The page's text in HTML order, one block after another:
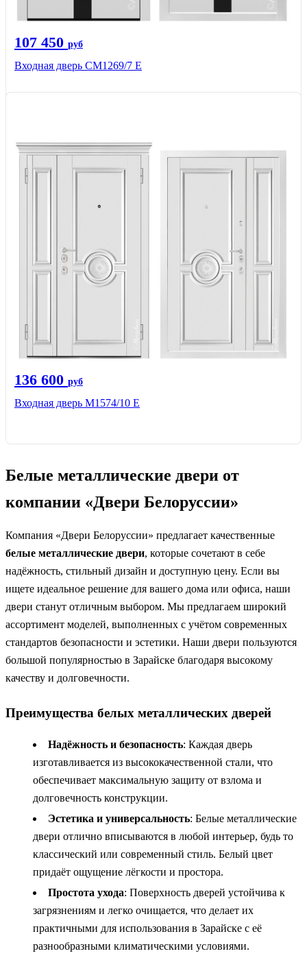
107 450 руб
Входная дверь CМ1269/7 Е
136 600 руб
Входная дверь М1574/10 Е
Белые металлические двери от
компании «Двери Белоруссии»
Компания «Двери Белоруссии» предлагает качественные
белые металлические двери, которые сочетают в себе
надёжность, стильный дизайн и доступную цену. Если вы
ищете идеальное решение для вашего дома или офиса, наши
двери станут отличным выбором. Мы предлагаем широкий
ассортимент моделей, выполненных с учётом современных
стандартов безопасности и эстетики. Наши двери пользуются
большой популярностью в Зарайске благодаря высокому
качеству и долговечности.
Преимущества белых металлических дверей
Надёжность и безопасность: Каждая дверь
изготавливается из высококачественной стали, что
обеспечивает максимальную защиту от взлома и
долговечность конструкции.
Эстетика и универсальность: Белые металлические
двери отлично вписываются в любой интерьер, будь то
классический или современный стиль. Белый цвет
придаёт ощущение лёгкости и простора.
Простота ухода: Поверхность дверей устойчива к
загрязнениям и легко очищается, что делает их
практичными для использования в Зарайске с её
разнообразными климатическими условиями.